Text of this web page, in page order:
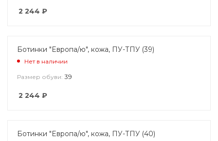
2 244 ₽
Ботинки "Европа/ю", кожа, ПУ-ТПУ (39)
Нет в наличии
Размер обуви: 39
2 244 ₽
Ботинки "Европа/ю", кожа, ПУ-ТПУ (40)